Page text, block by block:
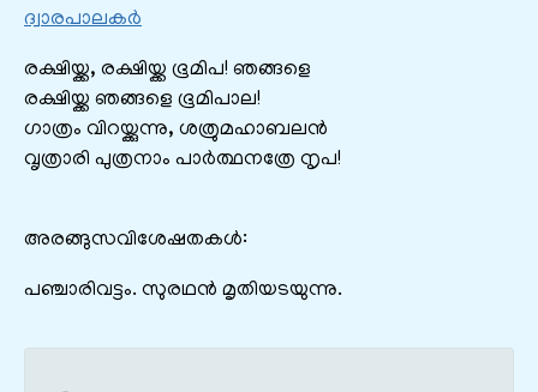
ദ്വാരപാലകർ
രക്ഷിയ്ക്ക, രക്ഷിയ്ക്ക ഭൂമിപ! ഞങ്ങളെ
രക്ഷിയ്ക്ക ഞങ്ങളെ ഭൂമിപാല!
ഗാത്രം വിറയ്ക്കുന്നു, ശത്രുമഹാബലന്‍
വൃത്രാരി പുത്രനാം പാര്‍ത്ഥനത്രേ നൃപ!
അരങ്ങുസവിശേഷതകൾ:
പഞ്ചാരിവട്ടം. സുരഥന്‍ മൃതിയടയുന്നു.